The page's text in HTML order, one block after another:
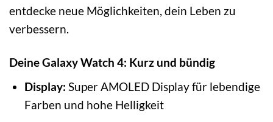
entdecke neue Möglichkeiten, dein Leben zu
verbessern.
Deine Galaxy Watch 4: Kurz und bündig
Display: Super AMOLED Display für lebendige
Farben und hohe Helligkeit